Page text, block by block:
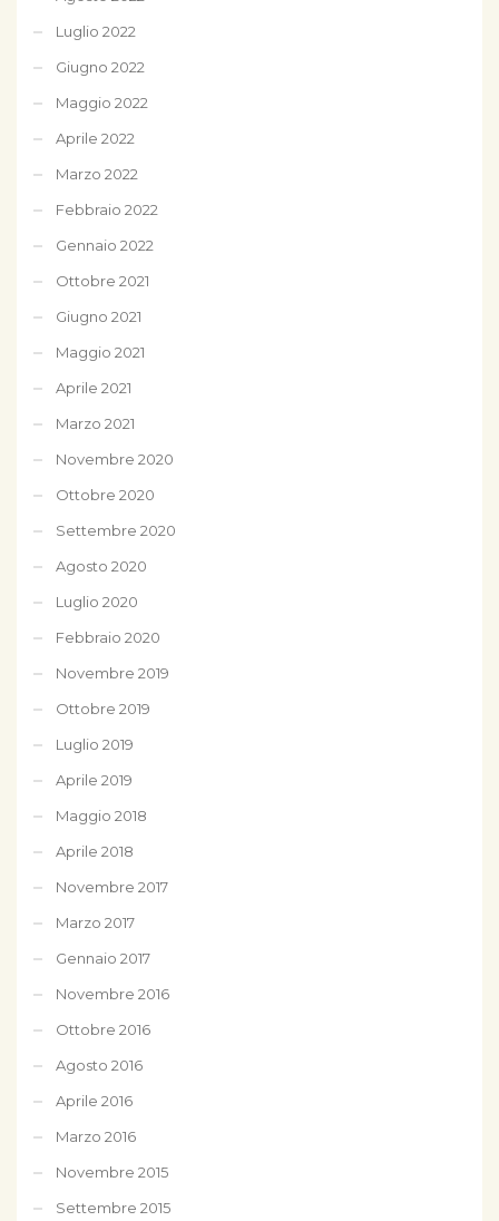
Luglio 2022
Giugno 2022
Maggio 2022
Aprile 2022
Marzo 2022
Febbraio 2022
Gennaio 2022
Ottobre 2021
Giugno 2021
Maggio 2021
Aprile 2021
Marzo 2021
Novembre 2020
Ottobre 2020
Settembre 2020
Agosto 2020
Luglio 2020
Febbraio 2020
Novembre 2019
Ottobre 2019
Luglio 2019
Aprile 2019
Maggio 2018
Aprile 2018
Novembre 2017
Marzo 2017
Gennaio 2017
Novembre 2016
Ottobre 2016
Agosto 2016
Aprile 2016
Marzo 2016
Novembre 2015
Settembre 2015